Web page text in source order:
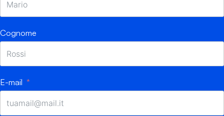
Cognome
E-mail